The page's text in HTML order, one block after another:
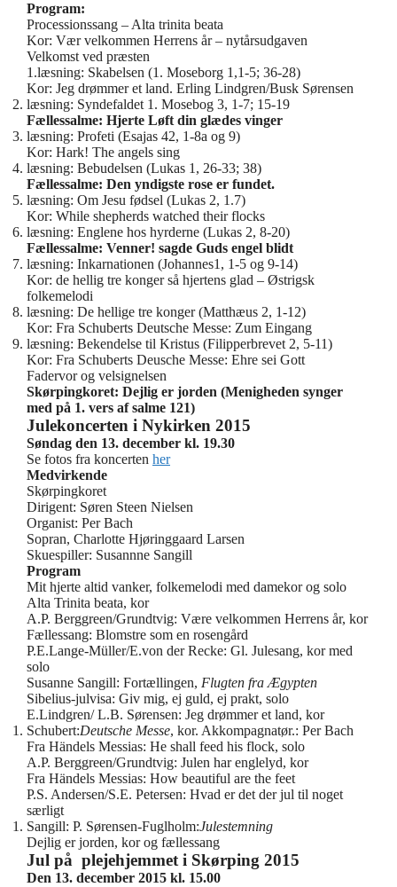
Program:
Processionssang – Alta trinita beata
Kor: Vær velkommen Herrens år – nytårsudgaven
Velkomst ved præsten
1.læsning: Skabelsen (1. Moseborg 1,1-5; 36-28)
Kor: Jeg drømmer et land. Erling Lindgren/Busk Sørensen
læsning: Syndefaldet 1. Mosebog 3, 1-7; 15-19
Fællessalme: Hjerte Løft din glædes vinger
læsning: Profeti (Esajas 42, 1-8a og 9)
Kor: Hark! The angels sing
læsning: Bebudelsen (Lukas 1, 26-33; 38)
Fællessalme: Den yndigste rose er fundet.
læsning: Om Jesu fødsel (Lukas 2, 1.7)
Kor: While shepherds watched their flocks
læsning: Englene hos hyrderne (Lukas 2, 8-20)
Fællessalme: Venner! sagde Guds engel blidt
læsning: Inkarnationen (Johannes1, 1-5 og 9-14)
Kor: de hellig tre konger så hjertens glad – Østrigsk
folkemelodi
læsning: De hellige tre konger (Matthæus 2, 1-12)
Kor: Fra Schuberts Deutsche Messe: Zum Eingang
læsning: Bekendelse til Kristus (Filipperbrevet 2, 5-11)
Kor: Fra Schuberts Deusche Messe: Ehre sei Gott
Fadervor og velsignelsen
Skørpingkoret: Dejlig er jorden (Menigheden synger
med på 1. vers af salme 121)
Julekoncerten i Nykirken 2015
Søndag den 13. december kl. 19.30
Se fotos fra koncerten her
Medvirkende
Skørpingkoret
Dirigent: Søren Steen Nielsen
Organist: Per Bach
Sopran, Charlotte Hjøringgaard Larsen
Skuespiller: Susannne Sangill
Program
Mit hjerte altid vanker, folkemelodi med damekor og solo
Alta Trinita beata, kor
A.P. Berggreen/Grundtvig: Være velkommen Herrens år, kor
Fællessang: Blomstre som en rosengård
P.E.Lange-Müller/E.von der Recke: Gl. Julesang, kor med
solo
Susanne Sangill: Fortællingen, Flugten fra Ægypten
Sibelius-julvisa: Giv mig, ej guld, ej prakt, solo
E.Lindgren/ L.B. Sørensen: Jeg drømmer et land, kor
Schubert:Deutsche Messe, kor. Akkompagnatør.: Per Bach
Fra Händels Messias: He shall feed his flock, solo
A.P. Berggreen/Grundtvig: Julen har englelyd, kor
Fra Händels Messias: How beautiful are the feet
P.S. Andersen/S.E. Petersen: Hvad er det der jul til noget
særligt
Sangill: P. Sørensen-Fuglholm:Julestemning
Dejlig er jorden, kor og fællessang
Jul på plejehjemmet i Skørping 2015
Den 13. december 2015 kl. 15.00